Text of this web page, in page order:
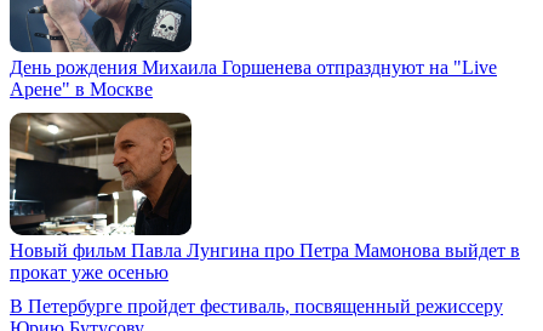
День рождения Михаила Горшенева отпразднуют на "Live
Арене" в Москве
Новый фильм Павла Лунгина про Петра Мамонова выйдет в
прокат уже осенью
В Петербурге пройдет фестиваль, посвященный режиссеру